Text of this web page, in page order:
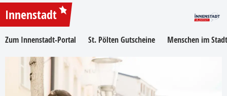
Innenstadt
Zum Innenstadt-Portal St. Pölten Gutscheine Menschen im